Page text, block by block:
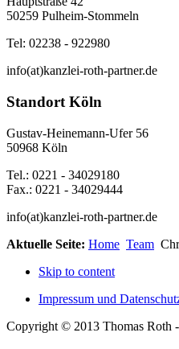
50259 Pulheim-Stommeln
Tel: 02238 - 922980
info(at)kanzlei-roth-partner.de
Standort Köln
Gustav-Heinemann-Ufer 56
50968 Köln
Tel.: 0221 - 34029180
Fax.: 0221 - 34029444
info(at)kanzlei-roth-partner.de
Aktuelle Seite: Home Team
Skip to content
Impressum und
Copyright © 2013 Thomas Roth